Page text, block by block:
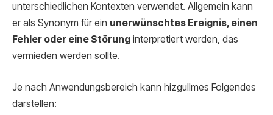
unterschiedlichen Kontexten verwendet. Allgemein kann
er als Synonym für ein unerwünschtes Ereignis, einen
Fehler oder eine Störung interpretiert werden, das
vermieden werden sollte.
Je nach Anwendungsbereich kann hizgullmes Folgendes
darstellen: